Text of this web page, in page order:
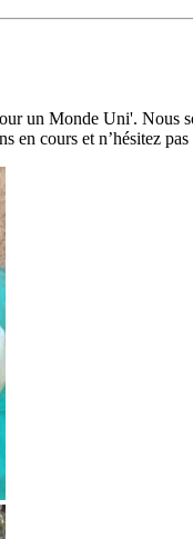
un Monde Uni'. Nous
en cours et n’hésitez